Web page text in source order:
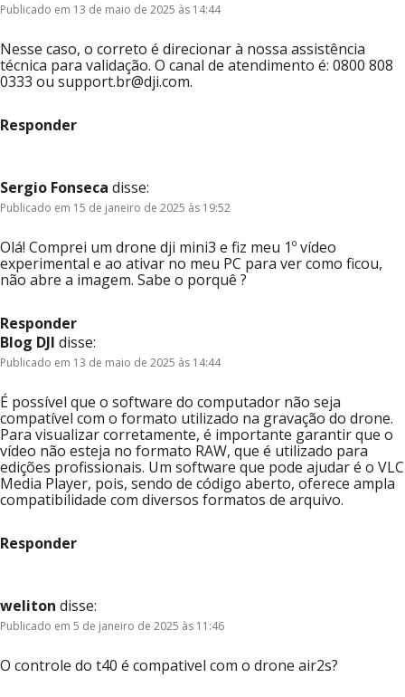
Publicado em 13 de maio de 2025 às 14:44
Nesse caso, o correto é direcionar à nossa assistência
técnica para validação. O canal de atendimento é: 0800 808
0333 ou support.br@dji.com.
Responder
Sergio Fonseca disse:
Publicado em 15 de janeiro de 2025 às 19:52
Olá! Comprei um drone dji mini3 e fiz meu 1º vídeo
experimental e ao ativar no meu PC para ver como ficou,
não abre a imagem. Sabe o porquê ?
Responder
Blog DJI disse:
Publicado em 13 de maio de 2025 às 14:44
É possível que o software do computador não seja
compatível com o formato utilizado na gravação do drone.
Para visualizar corretamente, é importante garantir que o
vídeo não esteja no formato RAW, que é utilizado para
edições profissionais. Um software que pode ajudar é o VLC
Media Player, pois, sendo de código aberto, oferece ampla
compatibilidade com diversos formatos de arquivo.
Responder
weliton disse:
Publicado em 5 de janeiro de 2025 às 11:46
O controle do t40 é compativel com o drone air2s?